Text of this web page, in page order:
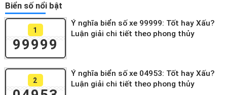
Biển số nổi bật
1
99999
Ý nghĩa biển số xe 99999: Tốt hay Xấu?
Luận giải chi tiết theo phong thủy
2
Ý nghĩa biển số xe 04953: Tốt hay Xấu?
Luận giải chi tiết theo phong thủy